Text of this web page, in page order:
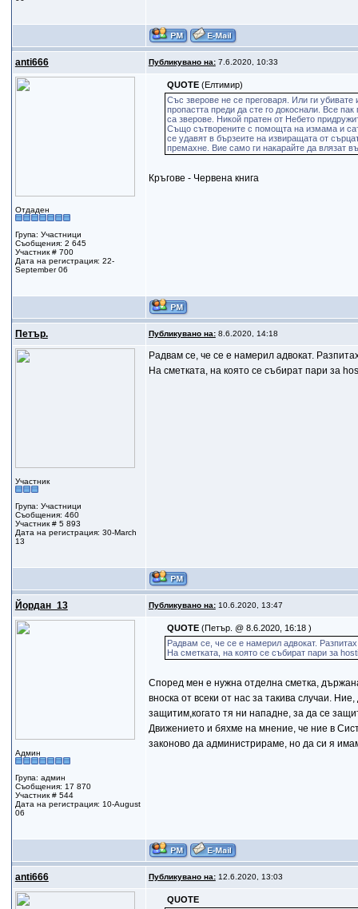
anti666 Публикувано на:7.6.2020, 10:33
Отдаден
Група: Участници
Съобщения: 2 645
Участник # 700
Дата на регистрация: 22-
September 06
QUOTE (Елтимир)
Със зверове не се преговаря. Или ги убивате
пропастта преди да сте го докоснали. Все
са зверове. Никой пратен от Небето
Също сътворените с помощта на измама и
се удавят в бързеите на извиращата от
премахне. Вие само ги накарайте да влязат
Кръгове - Червена книга
Петър. Публикувано на:8.6.2020, 14:18
Участник
Група: Участници
Съобщения: 460
Участник # 5 893
Дата на регистрация: 30-March
13
Радвам се, че се е намерил адвокат.
На сметката, на която се събират пари за
Йордан_13 Публикувано на:10.6.2020, 13:47
Админ
Група: админ
Съобщения: 17 870
Участник # 544
Дата на регистрация: 10-August
06
QUOTE (Петър. @ 8.6.2020, 16:18 )
Радвам се, че се е намерил адвокат.
На сметката, на която се събират пари за
Според мен е нужна отделна сметка,
вноска от всеки от нас за такива случаи.
защитим,когато тя ни нападне, за да се
Движението и бяхме на мнение, че ние в
законово да администрираме, но да си я
anti666 Публикувано на:12.6.2020, 13:03
QUOTE